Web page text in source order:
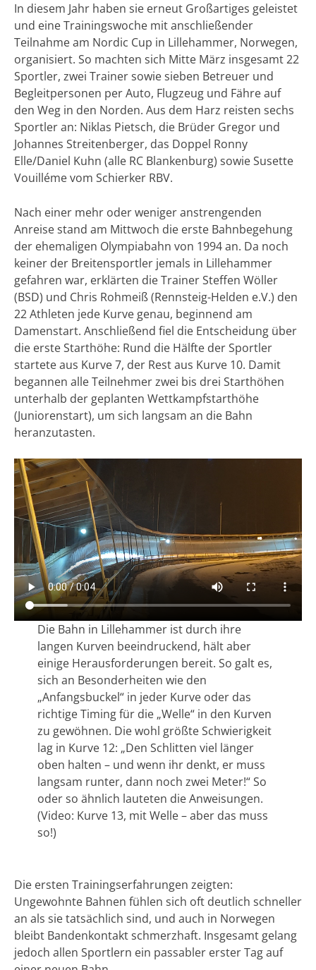
In diesem Jahr haben sie erneut Großartiges geleistet
und eine Trainingswoche mit anschließender
Teilnahme am Nordic Cup in Lillehammer, Norwegen,
organisiert. So machten sich Mitte März insgesamt 22
Sportler, zwei Trainer sowie sieben Betreuer und
Begleitpersonen per Auto, Flugzeug und Fähre auf
den Weg in den Norden. Aus dem Harz reisten sechs
Sportler an: Niklas Pietsch, die Brüder Gregor und
Johannes Streitenberger, das Doppel Ronny
Elle/Daniel Kuhn (alle RC Blankenburg) sowie Susette
Vouilléme vom Schierker RBV.
Nach einer mehr oder weniger anstrengenden
Anreise stand am Mittwoch die erste Bahnbegehung
der ehemaligen Olympiabahn von 1994 an. Da noch
keiner der Breitensportler jemals in Lillehammer
gefahren war, erklärten die Trainer Steffen Wöller
(BSD) und Chris Rohmeiß (Rennsteig-Helden e.V.) den
22 Athleten jede Kurve genau, beginnend am
Damenstart. Anschließend fiel die Entscheidung über
die erste Starthöhe: Rund die Hälfte der Sportler
startete aus Kurve 7, der Rest aus Kurve 10. Damit
begannen alle Teilnehmer zwei bis drei Starthöhen
unterhalb der geplanten Wettkampfstarthöhe
(Juniorenstart), um sich langsam an die Bahn
heranzutasten.
Die Bahn in Lillehammer ist durch ihre
langen Kurven beeindruckend, hält aber
einige Herausforderungen bereit. So galt es,
sich an Besonderheiten wie den
„Anfangsbuckel“ in jeder Kurve oder das
richtige Timing für die „Welle“ in den Kurven
zu gewöhnen. Die wohl größte Schwierigkeit
lag in Kurve 12: „Den Schlitten viel länger
oben halten – und wenn ihr denkt, er muss
langsam runter, dann noch zwei Meter!“ So
oder so ähnlich lauteten die Anweisungen.
(Video: Kurve 13, mit Welle – aber das muss
so!)
Die ersten Trainingserfahrungen zeigten:
Ungewohnte Bahnen fühlen sich oft deutlich schneller
an als sie tatsächlich sind, und auch in Norwegen
bleibt Bandenkontakt schmerzhaft. Insgesamt gelang
jedoch allen Sportlern ein passabler erster Tag auf